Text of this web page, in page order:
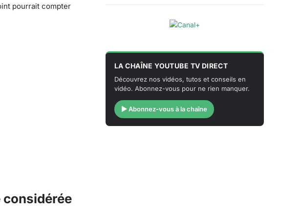
pourrait compter
considérée
LA CHAÎNE YOUTUBE TV DIRECT
Découvrez nos vidéos, tutos et conseils en
vidéo. Abonnez-vous pour ne rien manquer.
▶ Abonnez-vous à la chaîne